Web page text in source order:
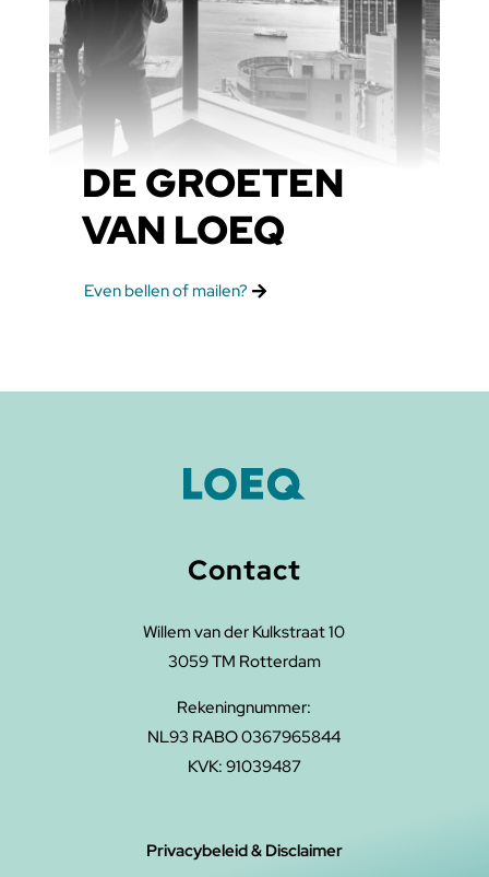
DE GROETEN
VAN LOEQ
Even bellen of mailen?
Contact
Willem van der Kulkstraat 10
3059 TM Rotterdam
Rekeningnummer:
NL93 RABO 0367965844
KVK: 91039487
Privacybeleid & Disclaimer